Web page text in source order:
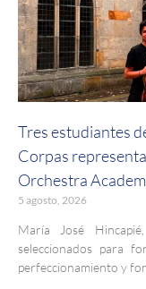
Tres estudiantes
Corpas
Orchestra
5 agosto, 2026
María José
seleccionados para
perfeccionamiento y